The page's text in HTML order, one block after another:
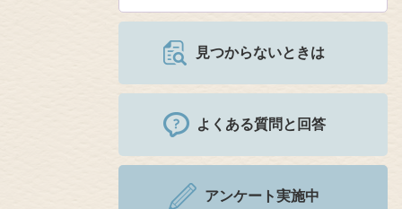
見つからないときは
よくある質問と回答
アンケート実施中